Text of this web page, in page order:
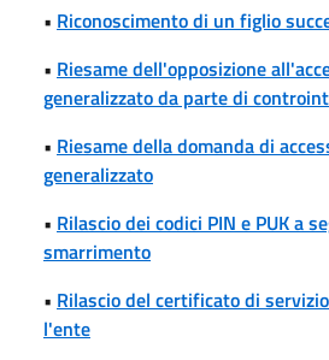
• Riconoscimento di un figlio
• Riesame dell'opposizione
generalizzato da parte di
• Riesame della domanda di
generalizzato
• Rilascio dei codici PIN e PUK a
smarrimento
• Rilascio del certificato di
l'ente